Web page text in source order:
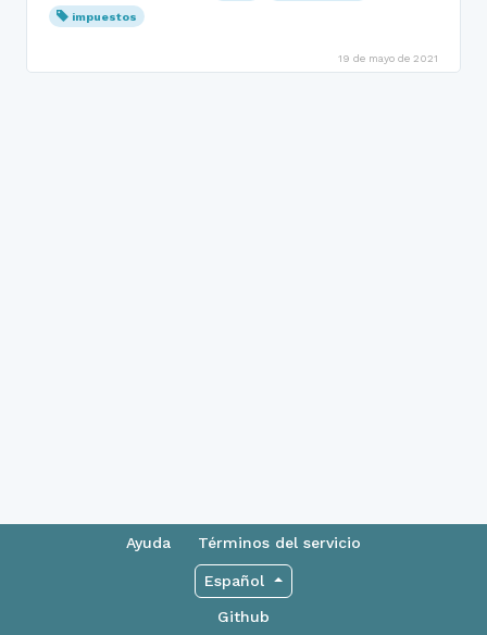
impuestos
19 de mayo de 2021
Ayuda Términos del servicio
Español
Github